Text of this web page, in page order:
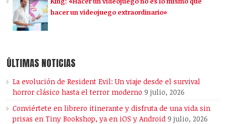
hacer un videojuego extraordinario»
ÚLTIMAS NOTICIAS
La evolución de Resident Evil: Un viaje desde el survival
horror clásico hasta el terror moderno 9 julio, 2026
Conviértete en librero itinerante y disfruta de una vida sin
prisas en Tiny Bookshop, ya en iOS y Android 9 julio, 2026